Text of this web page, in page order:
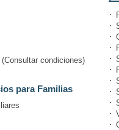
condiciones)
para Familias